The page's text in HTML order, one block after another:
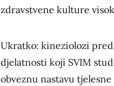
zdravstvene kulture
Ukratko: kineziolozi
djelatnosti koji SVIM
obveznu nastavu